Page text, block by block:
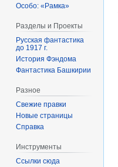
Особо: «Рамка»
Разделы и Проекты
Русская фантастика
до 1917 г.
История Фэндома
Фантастика Башкирии
Разное
Свежие правки
Новые страницы
Справка
Инструменты
Ссылки сюда